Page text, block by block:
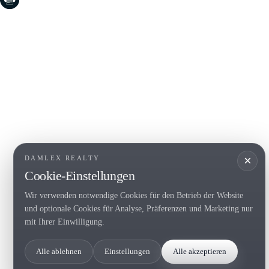
×
DAMLEX REALTY
Cookie-Einstellungen
Wir verwenden notwendige Cookies für den Betrieb der Website
und optionale Cookies für Analyse, Präferenzen und Marketing nur
mit Ihrer Einwilligung.
Alle ablehnen Einstellungen Alle akzeptieren
Begur
Tel. (+34) 935 434 367
Copyright 2000-2026 © Damlex Realty
Privacy PolicyCookie preferences